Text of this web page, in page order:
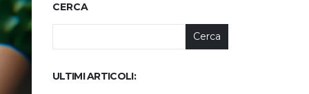
CERCA
Cerca
ULTIMI ARTICOLI: